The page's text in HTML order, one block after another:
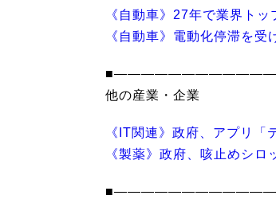
《自動車》27年で業界ト
《自動車》電動化停滞を
他の産業・企業
《IT関連》政府、アプリ
《製薬》政府、咳止めシ